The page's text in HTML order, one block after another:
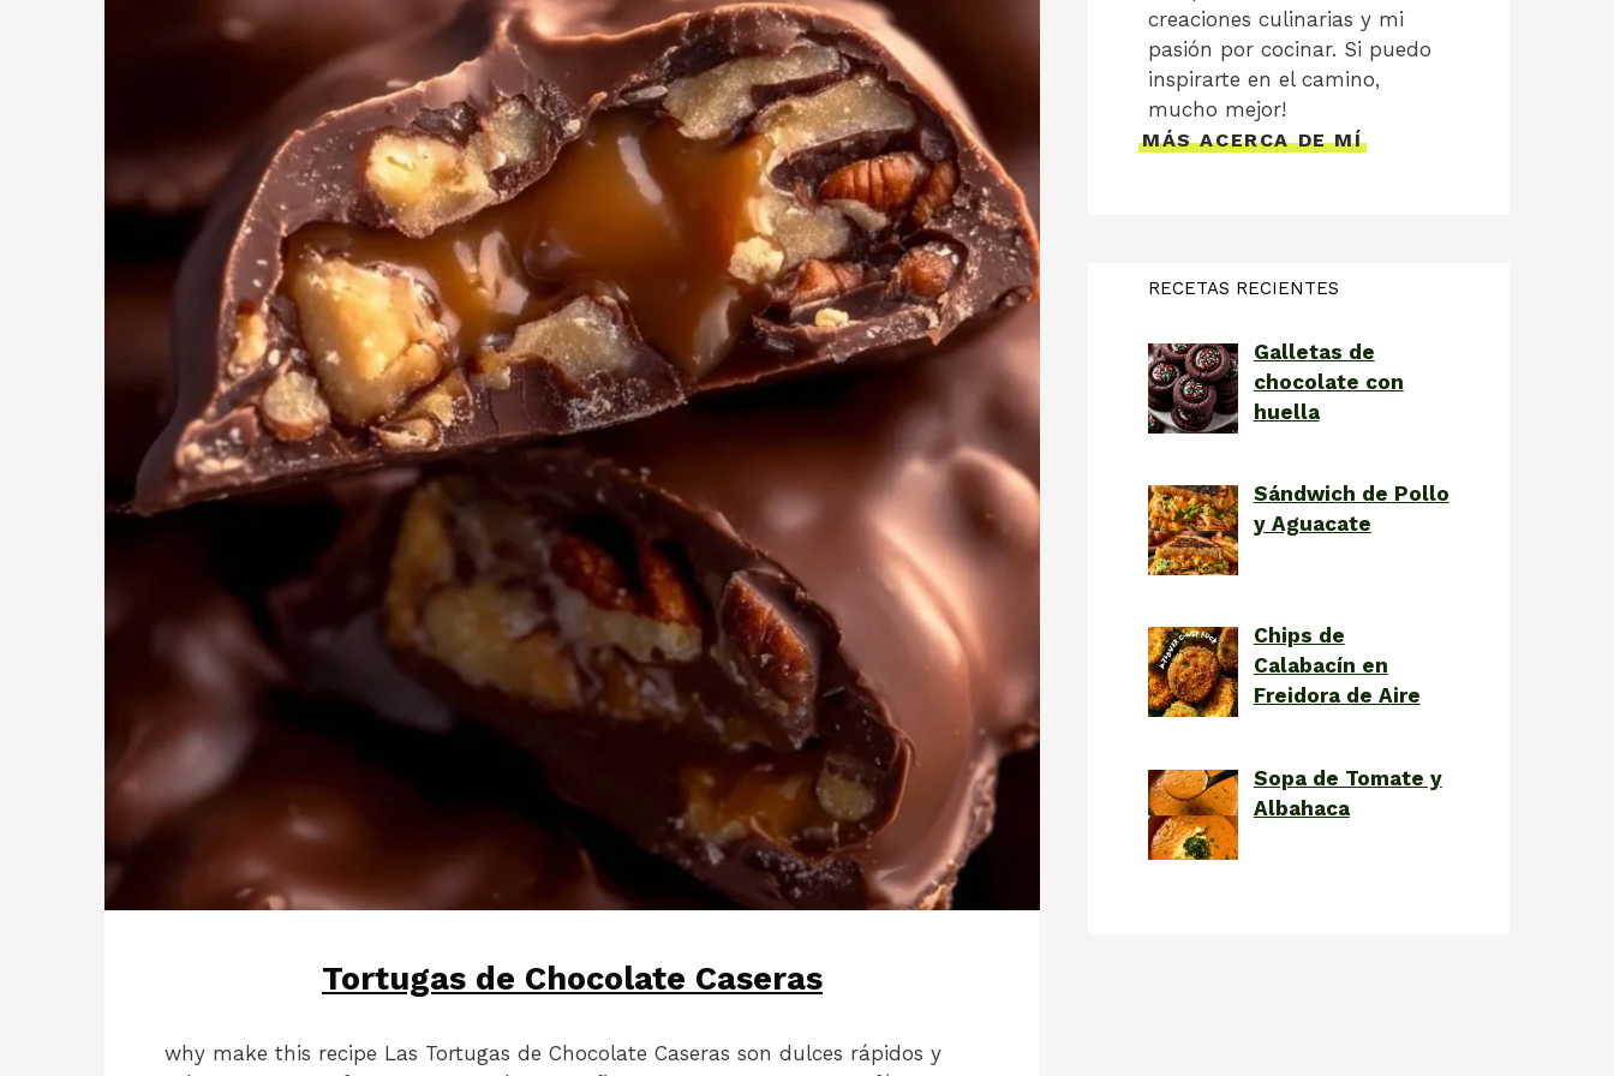
Tortugas de Chocolate Caseras
why make this recipe Las Tortugas de Chocolate Caseras son dulces rápidos y
creaciones culinarias y mi
pasión por cocinar. Si puedo
inspirarte en el camino,
mucho mejor!
MÁS ACERCA DE MÍ
RECETAS RECIENTES
Galletas de
chocolate con
huella
Sándwich de Pollo
y Aguacate
Chips de
Calabacín en
Freidora de Aire
Sopa de Tomate y
Albahaca